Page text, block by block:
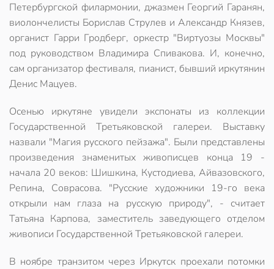
Петербургской филармонии, джазмен Георгий Гаранян,
виолончелисты Борислав Струлев и Александр Князев,
органист Гарри Гродберг, оркестр "Виртуозы Москвы"
под руководством Владимира Спивакова. И, конечно,
сам организатор фестиваля, пианист, бывший иркутянин
Денис Мацуев.
Осенью иркутяне увидели экспонаты из коллекции
Государственной Третьяковской галереи. Выставку
назвали "Магия русского пейзажа". Были представлены
произведения знаменитых живописцев конца 19 -
начала 20 веков: Шишкина, Кустодиева, Айвазовского,
Репина, Соврасова. "Русские художники 19-го века
открыли нам глаза на русскую природу", - считает
Татьяна Карпова, заместитель заведующего отделом
живописи Государственной Третьяковской галереи.
В ноябре транзитом через Иркутск проехали потомки